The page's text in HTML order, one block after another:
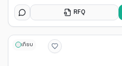
RFQ
เทียบ